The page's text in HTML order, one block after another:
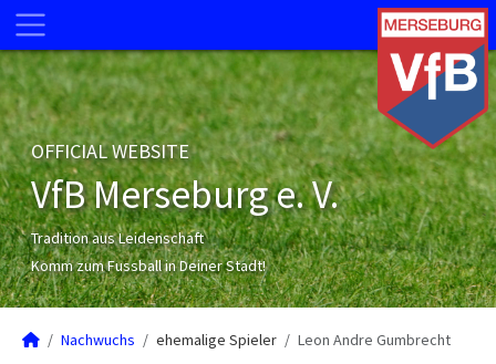
OFFICIAL WEBSITE
VfB Merseburg e. V.
Tradition aus Leidenschaft
Komm zum Fussball in Deiner Stadt!
Nachwuchs ehemalige Spieler Leon Andre Gumbrecht